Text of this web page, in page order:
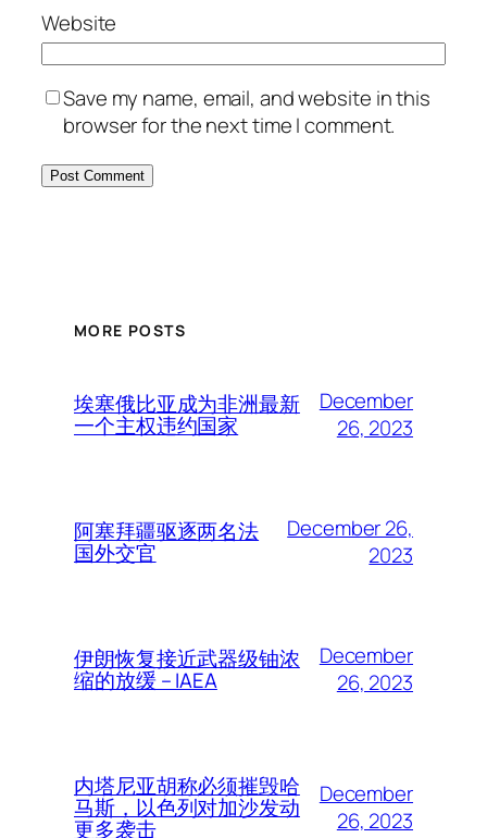
Website
Save my name, email, and website in this
browser for the next time I comment.
MORE POSTS
埃塞俄比亚成为非洲最新
一个主权违约国家
December
26, 2023
阿塞拜疆驱逐两名法
国外交官
December 26,
2023
伊朗恢复接近武器级铀浓
缩的放缓 – IAEA
December
26, 2023
内塔尼亚胡称必须摧毁哈
马斯，以色列对加沙发动
更多袭击
December
26, 2023